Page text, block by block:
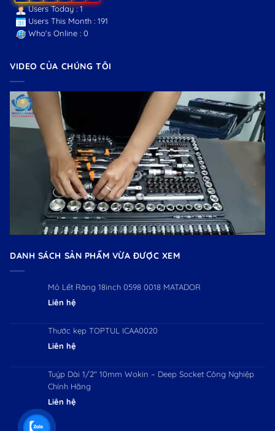
Users Today : 1
Users This Month : 191
Who's Online : 0
VIDEO CỦA CHÚNG TÔI
DANH SÁCH SẢN PHẨM VỪA ĐƯỢC XEM
Mỏ Lết Răng 18inch 0598 0018 MATADOR
Liên hệ
Thước kẹp TOPTUL ICAA0020
Liên hệ
Tuýp Dài 1/2″ 10mm Wokin – Deep Socket Công Nghiệp
Chính Hãng
Liên hệ